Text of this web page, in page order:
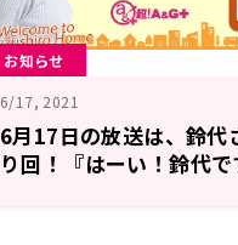
お知らせ
6/17, 2021
6月17日の放送は、鈴代
り回！『はーい！鈴代